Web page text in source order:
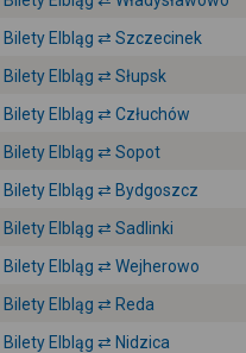
Bilety Elbląg ⇄ Szczecinek
Bilety Elbląg ⇄ Słupsk
Bilety Elbląg ⇄ Człuchów
Bilety Elbląg ⇄ Sopot
Bilety Elbląg ⇄ Bydgoszcz
Bilety Elbląg ⇄ Sadlinki
Bilety Elbląg ⇄ Wejherowo
Bilety Elbląg ⇄ Reda
Bilety Elbląg ⇄ Nidzica